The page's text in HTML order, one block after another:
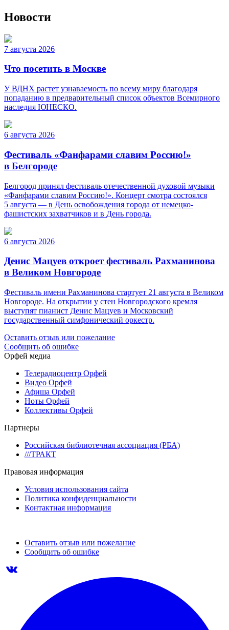
Новости
7 августа 2026
Что посетить в Москве
У ВДНХ растет узнаваемость по всему миру благодаря
попаданию в предварительный список объектов Всемирного
наследия ЮНЕСКО.
6 августа 2026
Фестиваль «Фанфарами славим Россию!»
в Белгороде
Белгород принял фестиваль отечественной духовой музыки
«Фанфарами славим Россию!». Концерт смотра состоялся
5 августа — в День освобождения города от немецко-
фашистских захватчиков и в День города.
6 августа 2026
Денис Мацуев откроет фестиваль Рахманинова
в Великом Новгороде
Фестиваль имени Рахманинова стартует 21 августа в Великом
Новгороде. На открытии у стен Новгородского кремля
выступят пианист Денис Мацуев и Московский
государственный симфонический оркестр.
Оставить отзыв или пожелание
Сообщить об ошибке
Орфей медиа
Телерадиоцентр Орфей
Видео Орфей
Афиша Орфей
Ноты Орфей
Коллективы Орфей
Партнеры
Российская библиотечная ассоциация (РБА)
///ТРАКТ
Правовая информация
Условия использования сайта
Политика конфиденциальности
Контактная информация
Оставить отзыв или пожелание
Сообщить об ошибке